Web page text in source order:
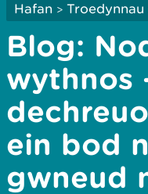
Hafan > Troedynnau
Blog:
wythnos
ein bod
gwneud